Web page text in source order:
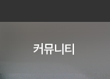
커뮤니티